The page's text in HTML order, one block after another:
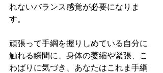
れないバランス感覚が必要になりま
す。
頑張って手綱を握りしめている自分に
触れる瞬間に、身体の萎縮や緊張、こ
わばりに気づき、あなたはこれま手綱